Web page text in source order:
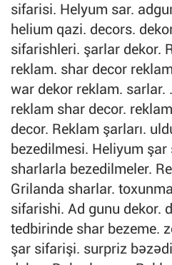
sifarisi. Helyum sar.
helium qazi. decors.
sifarishleri. şarlar dekor.
reklam. shar decor
war dekor reklam. sarlar.
reklam shar decor.
decor. Reklam şarları.
bezedilmesi. Heliyum
sharlarla bezedilmeler.
Grilanda sharlar.
sifarishi. Ad gunu dekor.
tedbirinde shar bezeme.
şar sifarişi. surpriz